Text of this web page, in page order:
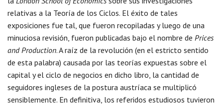
relativas a la Teoría de los Ciclos. El éxito de tales
exposiciones fue tal, que fueron recopiladas y luego de una
minuciosa revisión, fueron publicadas bajo el nombre de Prices
and Production. A raíz de la revolución (en el estricto sentido
de esta palabra) causada por las teorías expuestas sobre el
capital y el ciclo de negocios en dicho libro, la cantidad de
seguidores ingleses de la postura austríaca se multiplicó
sensiblemente. En definitiva, los referidos estudiosos tuvieron